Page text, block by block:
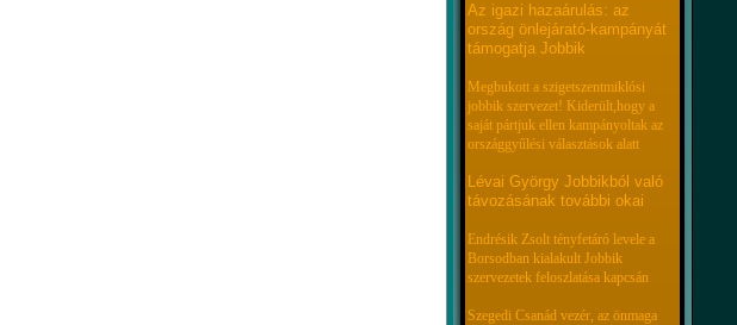
Az igazi hazaárulás: az
ország önlejárató-kampányát
támogatja Jobbik
Megbukott a szigetszentmiklósi
jobbik szervezet! Kiderült,hogy a
saját pártjuk ellen kampányoltak az
országgyűlési választások alatt
Lévai György Jobbikból való
távozásának további okai
Endrésik Zsolt tényfetáró levele a
Borsodban kialakult Jobbik
szervezetek feloszlatása kapcsán
Szegedi Csanád vezér, az önmaga